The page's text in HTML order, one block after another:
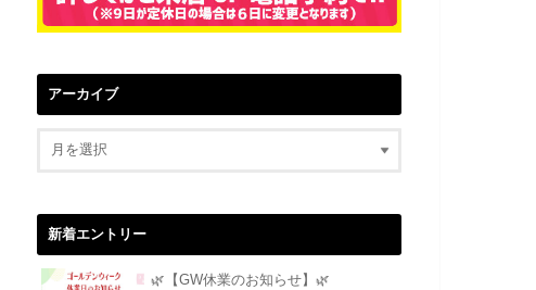
アーカイブ
新着エントリー
🌿【GW休業のお知らせ】🌿